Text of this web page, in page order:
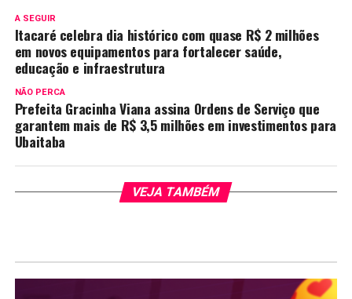
A SEGUIR
Itacaré celebra dia histórico com quase R$ 2 milhões
em novos equipamentos para fortalecer saúde,
educação e infraestrutura
NÃO PERCA
Prefeita Gracinha Viana assina Ordens de Serviço que
garantem mais de R$ 3,5 milhões em investimentos para
Ubaitaba
VEJA TAMBÉM